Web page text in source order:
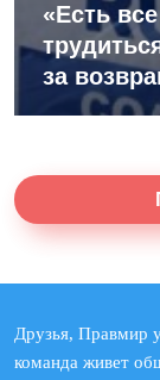
«Есть
за
Друзья, Правмир
команда живет